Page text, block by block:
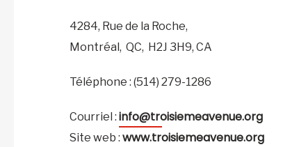
4284, Rue de la Roche,
Montréal, QC, H2J 3H9, CA
Téléphone : (514) 279-1286
Courriel : info@troisiemeavenue.org
Site web : www.troisiemeavenue.org